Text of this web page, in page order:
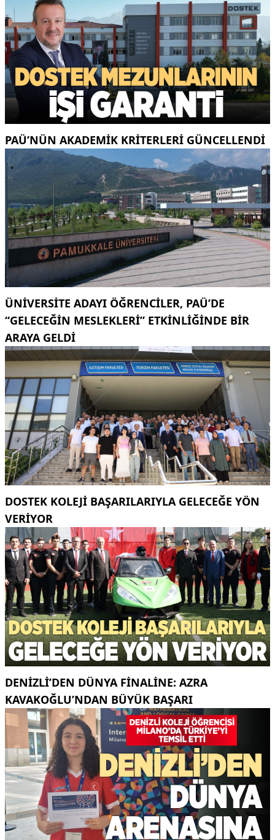
PAÜ’NÜN AKADEMIK KRITERLERI GÜNCELLENDI
ÜNIVERSITE ADAYI ÖĞRENCILER, PAÜ’DE
“GELECEĞIN MESLEKLERI” ETKINLIĞINDE BIR
ARAYA GELDI
DOSTEK KOLEJİ BAŞARILARIYLA GELECEĞE YÖN
VERİYOR
DENIZLI’DEN DÜNYA FINALINE: AZRA
KAVAKOĞLU’NDAN BÜYÜK BAŞARI